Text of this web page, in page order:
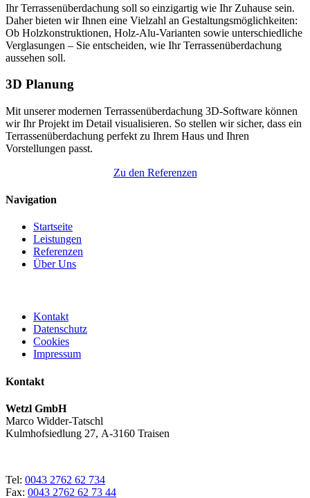
Ihr Terrassenüberdachung soll so einzigartig wie Ihr Zuhause sein.
Daher bieten wir Ihnen eine Vielzahl an Gestaltungsmöglichkeiten:
Ob Holzkonstruktionen, Holz-Alu-Varianten sowie unterschiedliche
Verglasungen – Sie entscheiden, wie Ihr Terrassenüberdachung
aussehen soll.
3D Planung
Mit unserer modernen Terrassenüberdachung 3D-Software können
wir Ihr Projekt im Detail visualisieren. So stellen wir sicher, dass ein
Terrassenüberdachung perfekt zu Ihrem Haus und Ihren
Vorstellungen passt.
Zu den Referenzen
Navigation
Startseite
Leistungen
Referenzen
Über Uns
Kontakt
Datenschutz
Cookies
Impressum
Kontakt
Wetzl GmbH
Marco Widder-Tatschl
Kulmhofsiedlung 27, A-3160 Traisen
Tel: 0043 2762 62 734
Fax: 0043 2762 62 73 44